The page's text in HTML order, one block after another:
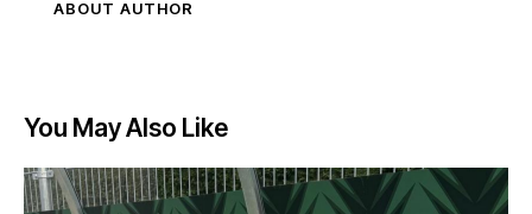
ABOUT AUTHOR
You May Also Like